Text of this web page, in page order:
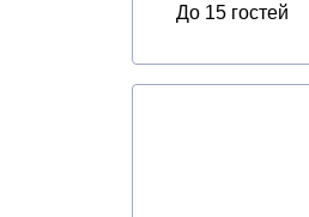
До 15 гостей